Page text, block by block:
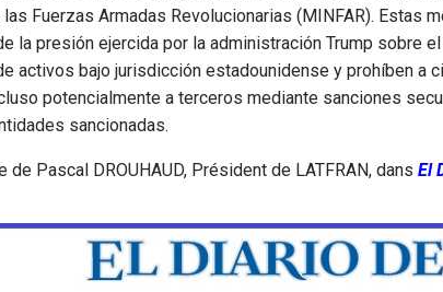
Fuerzas Armadas Revolucionarias (MINFAR). Estas
la presión ejercida por la administración Trump sobre
activos bajo jurisdicción estadounidense y prohíben a
potencialmente a terceros mediante sanciones
sancionadas.
de Pascal DROUHAUD, Président de LATFRAN, dans El